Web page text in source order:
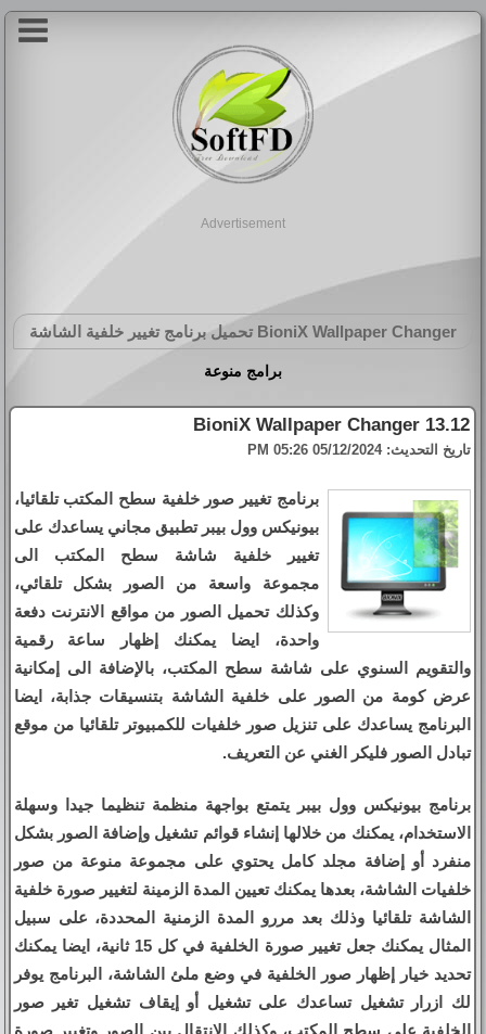
Advertisement
BioniX Wallpaper Changer تحميل برنامج تغيير خلفية الشاشة
برامج منوعة
BioniX Wallpaper Changer 13.12
تاريخ التحديث:05/12/2024 05:26 PM
برنامج تغيير صور خلفية سطح المكتب تلقائيا،
بيونيكس وول بيبر تطبيق مجاني يساعدك على
تغيير خلفية شاشة سطح المكتب الى
مجموعة واسعة من الصور بشكل تلقائي،
وكذلك تحميل الصور من مواقع الانترنت دفعة
واحدة، ايضا يمكنك إظهار ساعة رقمية
والتقويم السنوي على شاشة سطح المكتب، بالإضافة الى إمكانية
عرض كومة من الصور على خلفية الشاشة بتنسيقات جذابة، ايضا
البرنامج يساعدك على تنزيل صور خلفيات للكمبيوتر تلقائيا من موقع
تبادل الصور فليكر الغني عن التعريف.
برنامج بيونيكس وول بيبر يتمتع بواجهة منظمة تنظيما جيدا وسهلة
الاستخدام، يمكنك من خلالها إنشاء قوائم تشغيل وإضافة الصور بشكل
منفرد أو إضافة مجلد كامل يحتوي على مجموعة منوعة من صور
خلفيات الشاشة، بعدها يمكنك تعيين المدة الزمينة لتغيير صورة خلفية
الشاشة تلقائيا وذلك بعد مررو المدة الزمنية المحددة، على سبيل
المثال يمكنك جعل تغيير صورة الخلفية في كل 15 ثانية، ايضا يمكنك
تحديد خيار إظهار صور الخلفية في وضع ملئ الشاشة، البرنامج يوفر
لك ازرار تشغيل تساعدك على تشغيل أو إيقاف تشغيل تغير صور
الخلفية على سطح المكتب، وكذلك الانتقال بين الصور وتغيير صورة